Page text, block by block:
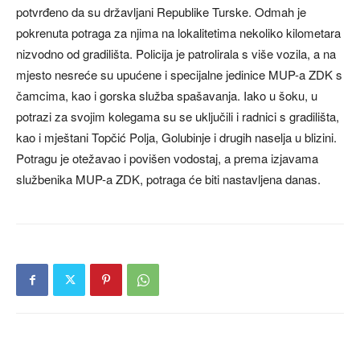
potvrđeno da su državljani Republike Turske. Odmah je
pokrenuta potraga za njima na lokalitetima nekoliko kilometara
nizvodno od gradilišta. Policija je patrolirala s više vozila, a na
mjesto nesreće su upućene i specijalne jedinice MUP-a ZDK s
čamcima, kao i gorska služba spašavanja. Iako u šoku, u
potrazi za svojim kolegama su se uključili i radnici s gradilišta,
kao i mještani Topčić Polja, Golubinje i drugih naselja u blizini.
Potragu je otežavao i povišen vodostaj, a prema izjavama
službenika MUP-a ZDK, potraga će biti nastavljena danas.